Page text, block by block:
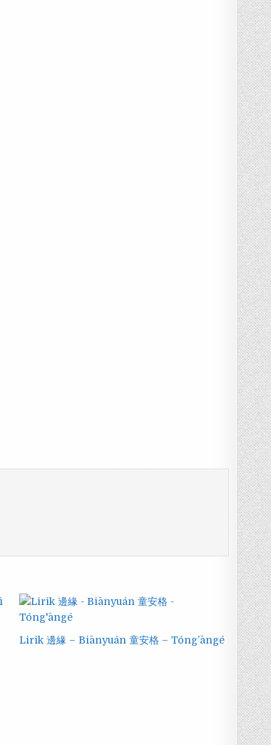
Lirik 邊緣 – Biānyuán 童安格 – Tóng’āngé